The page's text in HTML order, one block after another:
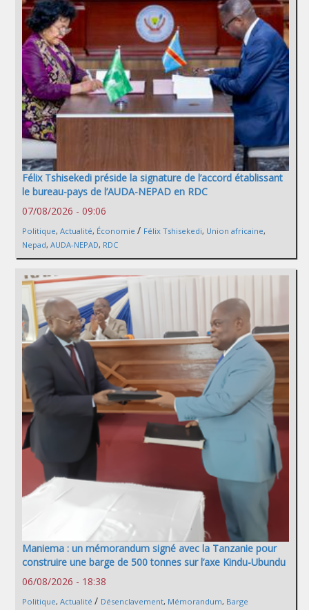
Félix Tshisekedi préside la signature de l’accord établissant
le bureau-pays de l’AUDA-NEPAD en RDC
07/08/2026 - 09:06
Politique, Actualité, Économie / Félix Tshisekedi, Union africaine,
Nepad, AUDA-NEPAD, RDC
Maniema : un mémorandum signé avec la Tanzanie pour
construire une barge de 500 tonnes sur l’axe Kindu-Ubundu
06/08/2026 - 18:38
Politique, Actualité / Désenclavement, Mémorandum, Barge